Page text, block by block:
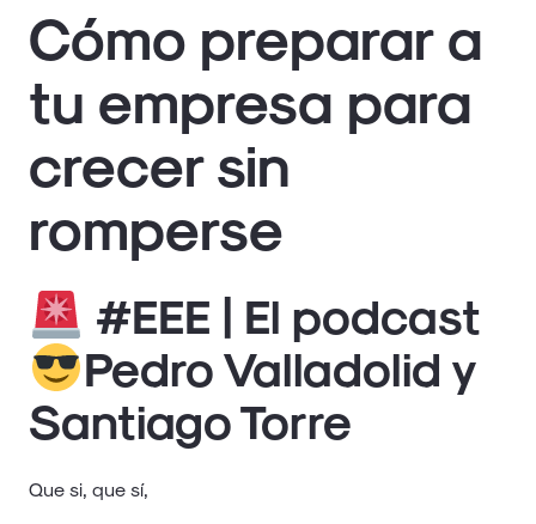
Cómo preparar a
tu empresa para
crecer sin
romperse
#EEE | El podcast
Pedro Valladolid y
Santiago Torre
Que si, que sí,